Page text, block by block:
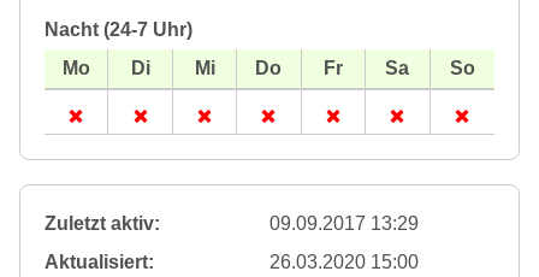
Nacht (24-7 Uhr)
Zuletzt aktiv:
09.09.2017 13:29
Aktualisiert:
26.03.2020 15:00